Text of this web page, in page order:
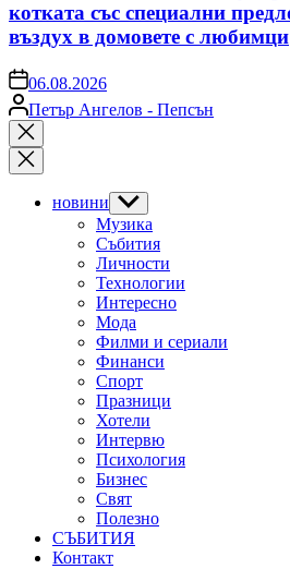
котката със специални
въздух в домовете с любимци
on06.08.2026
Posted
by
Петър Ангелов - Пепсън
Close
search
новини Show
sub
menu
Музика
Събития
Личности
Технологии
Интересно
Мода
Филми и сериали
Финанси
Спорт
Празници
Хотели
Интервю
Психология
Бизнес
Свят
Полезно
СЪБИТИЯ
Контакт